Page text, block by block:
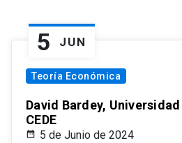
5 JUN
Teoría Económica
David Bardey,
CEDE
5 de Junio de 2024